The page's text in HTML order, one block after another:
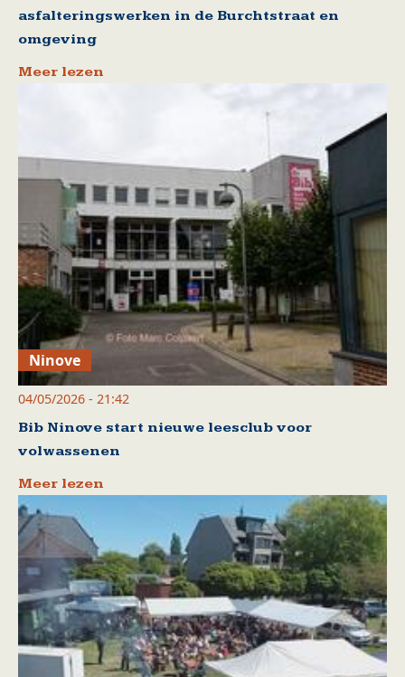
asfalteringswerken in de Burchtstraat en
omgeving
Meer lezen
Ninove
04/05/2026 - 21:42
Bib Ninove start nieuwe leesclub voor
volwassenen
Meer lezen